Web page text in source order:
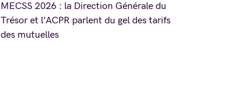
MECSS 2026 : la Direction Générale du
Trésor et l'ACPR parlent du gel des tarifs
des mutuelles